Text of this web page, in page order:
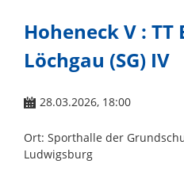
Hoheneck V : TT
Löchgau (SG) IV
28.03.2026, 18:00
Ort: Sporthalle der
Ludwigsburg